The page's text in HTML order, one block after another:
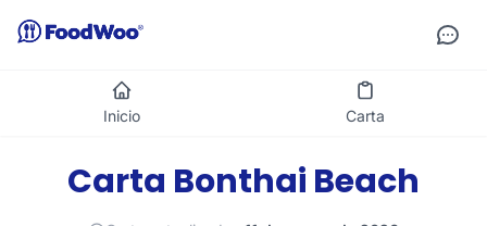
Inicio Carta
Carta Bonthai Beach